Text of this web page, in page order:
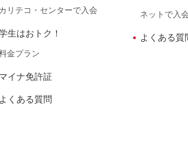
カリテコ・センターで入会
生はおトク！
金プラン
マイナ免許証
よくある質問
ネットで入
よくある質